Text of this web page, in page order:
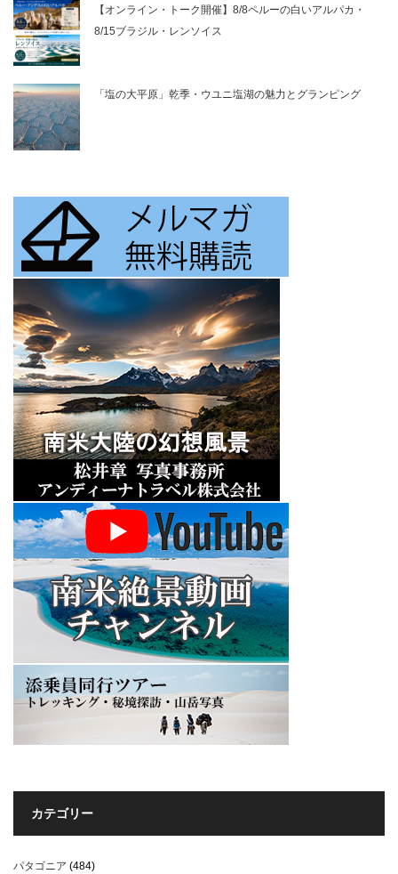
【オンライン・トーク開催】8/8ペルーの白いアルパカ・
8/15ブラジル・レンソイス
「塩の大平原」乾季・ウユニ塩湖の魅力とグランピング
カテゴリー
パタゴニア (484)